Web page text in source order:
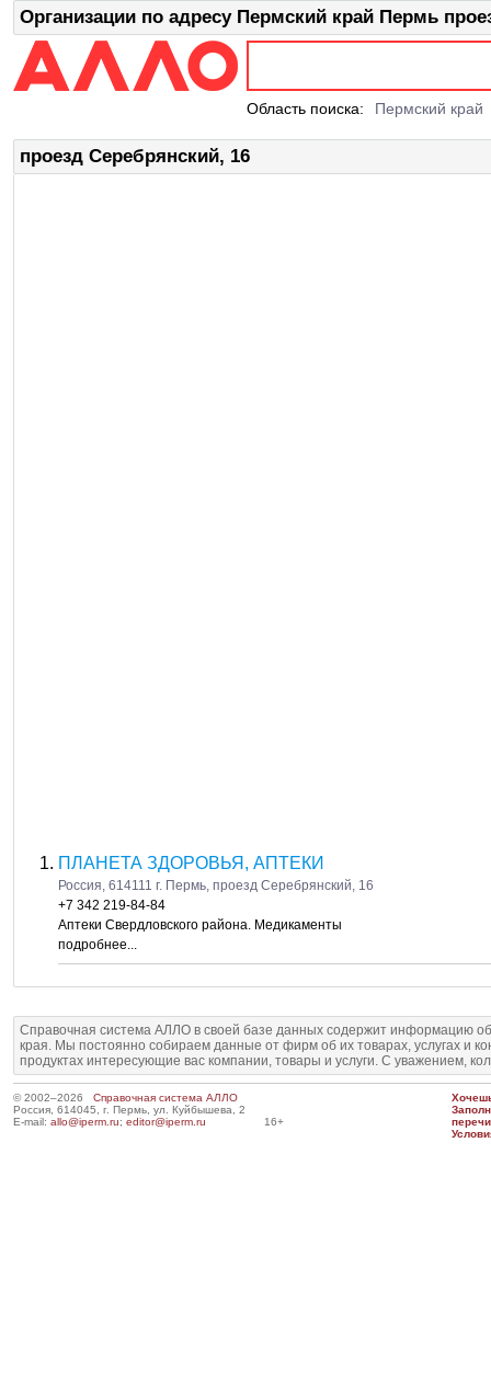
Организации по адресу Пермский край Пермь
Область поиска: Пермский край
проезд Серебрянский, 16
ПЛАНЕТА ЗДОРОВЬЯ, АПТЕКИ
Россия, 614111 г. Пермь, проезд Серебрянский, 16
+7 342 219-84-84
Аптеки Свердловского района. Медикаменты
подробнее...
Справочная система АЛЛО в своей базе данных содержит информацию
края. Мы постоянно собираем данные от фирм об их товарах, услугах и
продуктах интересующие вас компании, товары и услуги. С уважением,
© 2002–2026 Справочная система АЛЛО
Россия, 614045, г. Пермь, ул. Куйбышева, 2
E-mail: allo@iperm.ru; editor@iperm.ru 16+